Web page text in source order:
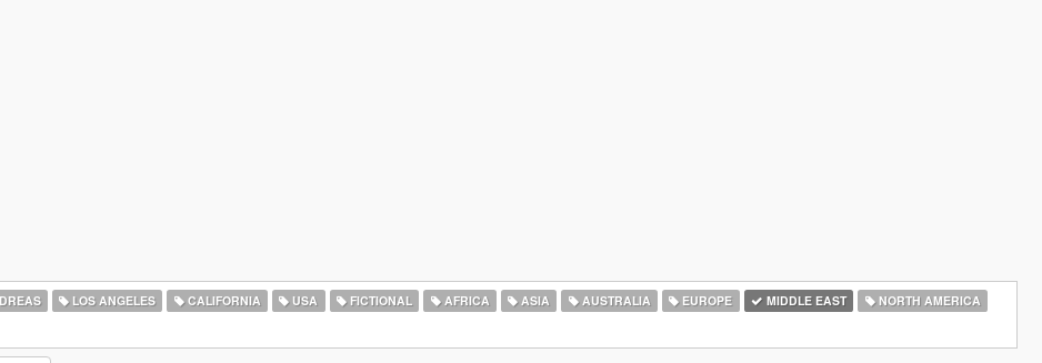
LOS ANGELES CALIFORNIA USA FICTIONAL AFRICA ASIA AUSTRALIA EUROPE MIDDLE EAST
NORTH AMERICA